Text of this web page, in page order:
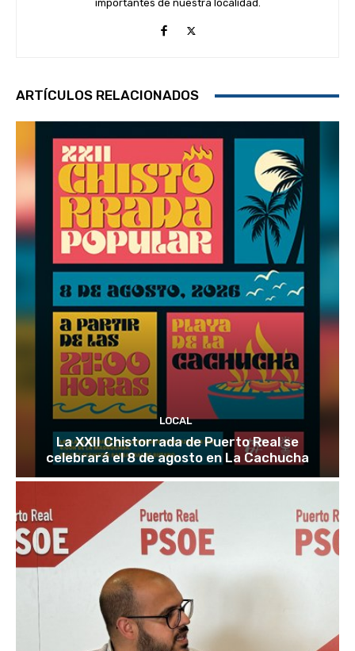
importantes de nuestra localidad.
ARTÍCULOS RELACIONADOS
LOCAL
La XXII Chistorrada de Puerto Real se
celebrará el 8 de agosto en La Cachucha